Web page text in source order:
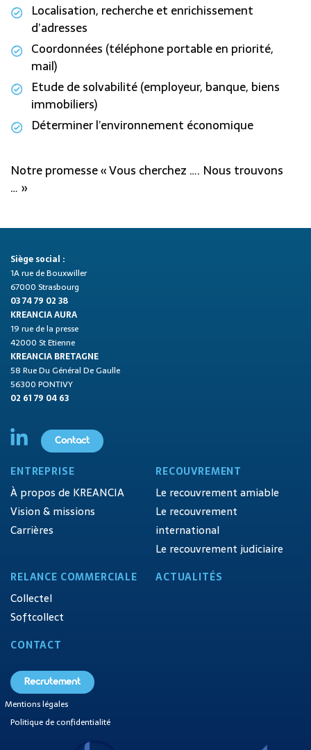
Localisation, recherche et enrichissement
d’adresses
Coordonnées (téléphone portable en priorité,
mail)
Etude de solvabilité (employeur, banque, biens
immobiliers)
Déterminer l’environnement économique
Notre promesse « Vous cherchez …. Nous trouvons
… »
Siège social :
1A rue de Bouxwiller
67000 Strasbourg
03 74 79 02 38
KREANCIA AURA
19 rue de la presse
42000 St Etienne
KREANCIA BRETAGNE
58 Rue Du Général De Gaulle
56300 PONTIVY
02 61 79 04 63
Contact
ENTREPRISE
À propos de KREANCIA
Vision & missions
Carrières
RECOUVREMENT
Le recouvrement amiable
Le recouvrement
international
Le recouvrement judiciaire
RELANCE COMMERCIALE
Collectel
Softcollect
ACTUALITÉS
CONTACT
Recrutement
Mentions légales
Politique de confidentialité